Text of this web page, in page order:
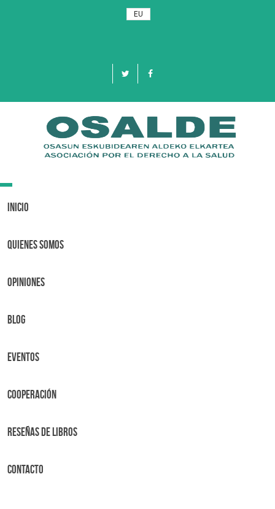
EU
Toggle
Inicio
Quienes Somos
OPINIONES
BLOG
Eventos
Cooperación
Reseñas de libros
Contacto